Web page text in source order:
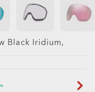
Black Iridium,